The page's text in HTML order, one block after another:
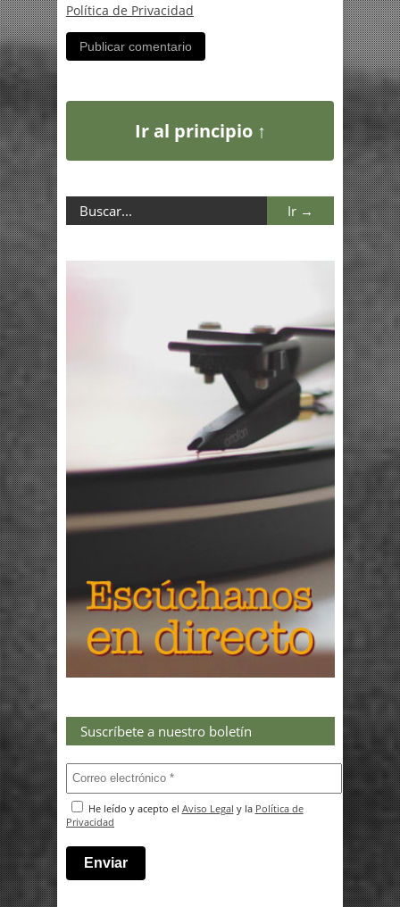
Política de Privacidad
Ir al principio ↑
Suscríbete a nuestro boletín
He leído y acepto el Aviso Legal y la Política de
Privacidad